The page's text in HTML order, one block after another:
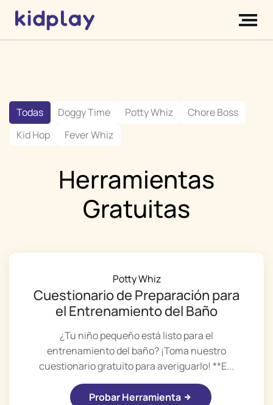
Todas Doggy Time Potty Whiz
Chore Boss
Kid Hop
Fever Whiz
Herramientas
Gratuitas
Potty Whiz
Cuestionario de Preparación para
el Entrenamiento del Baño
¿Tu niño pequeño está listo para el
entrenamiento del baño? ¡Toma nuestro
cuestionario gratuito para averiguarlo! **E...
Probar Herramienta